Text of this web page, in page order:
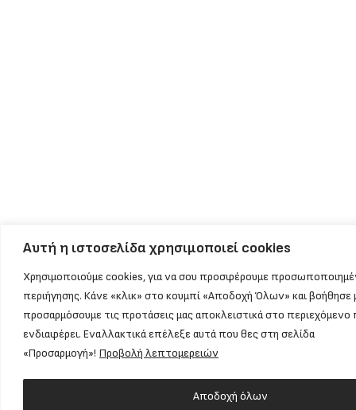
Αυτή η ιστοσελίδα χρησιμοποιεί cookies
Χρησιμοποιούμε cookies, για να σου προσφέρουμε
περιήγησης. Κάνε «κλικ» στο κουμπί «Αποδοχή Όλων» και βοήθησε
προσαρμόσουμε τις προτάσεις μας αποκλειστικά στο περιεχόμενο
ενδιαφέρει. Εναλλακτικά επέλεξε αυτά που θες στη σελίδα
«Προσαρμογή»! Προβολή λεπτομερειών
Αποδοχή όλων